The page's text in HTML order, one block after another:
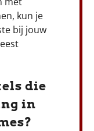
kun je
bij jouw
die
in